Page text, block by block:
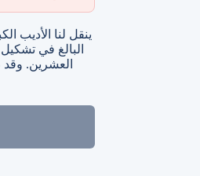
ينقل لنا الأديب
البالغ في
العشرين.